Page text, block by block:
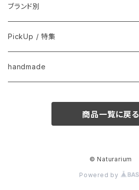
用品
フードおやつ
用品
ブランド別
Anima Strath
Animal Essentials
PickUp / 特集
換毛期におすすめ
handmade
商品一覧に戻る
© Naturarium
Powered by